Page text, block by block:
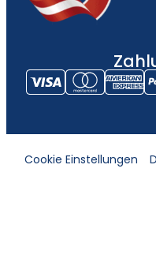
Cookie Einstellungen